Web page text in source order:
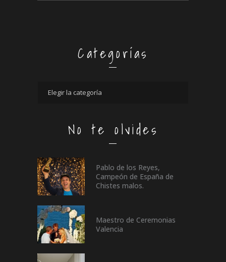
Categorías
No te olvides
Pablo de los Reyes,
Campeón de España de
Chistes malos.
Maestro de Ceremonias
Valencia